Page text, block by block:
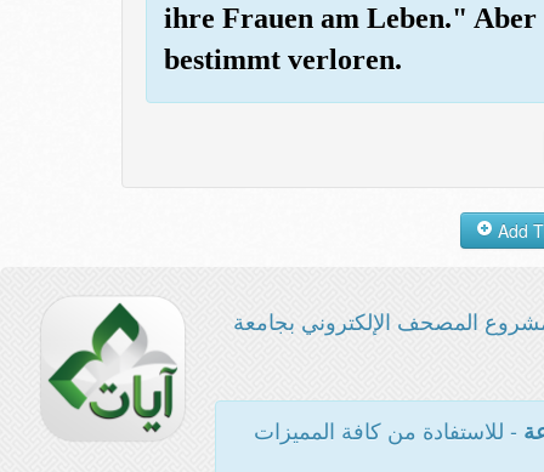
ihre Frauen am Leben."
bestimmt verloren.
المصحف الإلكتروني بجامعة
- للاستفادة من كافة المميزات